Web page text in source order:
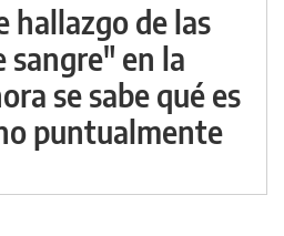
hallazgo de las
sangre" en la
se sabe qué es
puntualmente